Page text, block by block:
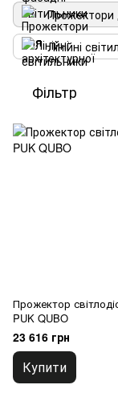
Прожектори
Лінійні
Фільтр
Прожектор
PUK QUBO
23 616 грн
Купити